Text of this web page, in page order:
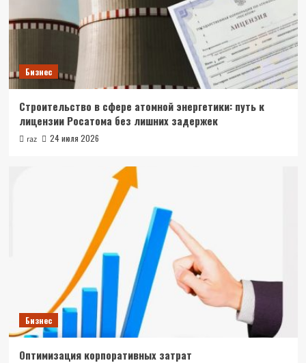
Бизнес
Строительство в сфере атомной энергетики: путь к
лицензии Росатома без лишних задержек
raz 24 июля 2026
Бизнес
Оптимизация корпоративных затрат